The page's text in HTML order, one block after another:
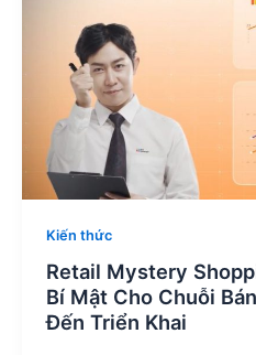
Kiến thức
Retail Mystery
Bí Mật Cho Chuỗi
Đến Triển Khai